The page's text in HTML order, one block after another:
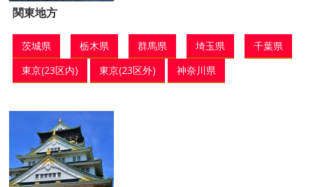
関東地方
茨城県 栃木県 群馬県 埼玉県
千葉県
東京(23区内)
東京(23区外) 神奈川県